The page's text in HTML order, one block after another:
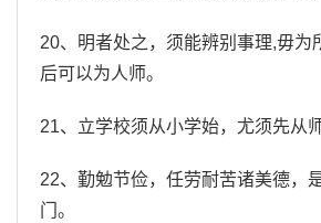
20、明者处之，须能辨别事理,毋为
后可以为人师。
21、立学校须从小学始，尤须先从
22、勤勉节俭，任劳耐苦诸美德，
门。